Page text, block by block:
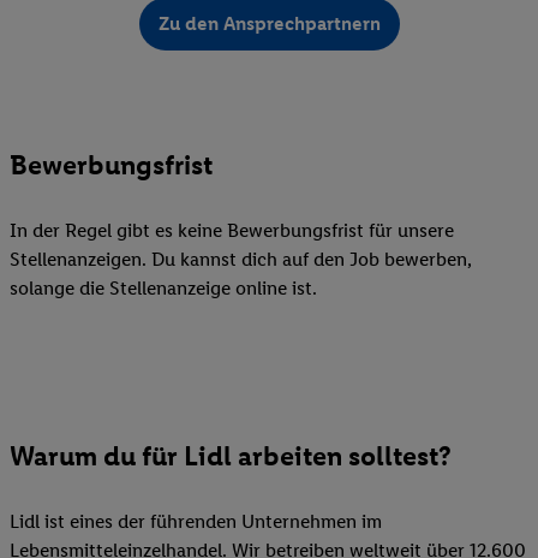
Zu den Ansprechpartnern
Bewerbungsfrist
In der Regel gibt es keine Bewerbungsfrist für unsere
Stellenanzeigen. Du kannst dich auf den Job bewerben,
solange die Stellenanzeige online ist.
Warum du für Lidl arbeiten solltest?
Lidl ist eines der führenden Unternehmen im
Lebensmitteleinzelhandel. Wir betreiben weltweit über 12.600